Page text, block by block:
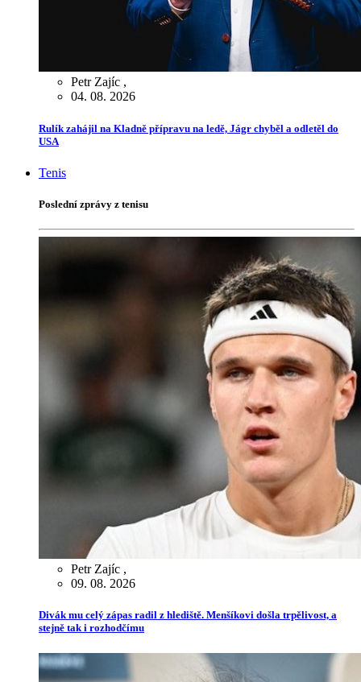
Petr Zajíc ,
04. 08. 2026
Rulík zahájil na Kladně přípravu na ledě, Jágr chyběl a odletěl do
USA
Tenis
Poslední zprávy z tenisu
Petr Zajíc ,
09. 08. 2026
Divák mu celý zápas radil z hlediště. Menšíkovi došla trpělivost, a
stejně tak i rozhodčímu